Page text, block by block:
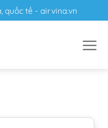
quốc tế - airvina.vn